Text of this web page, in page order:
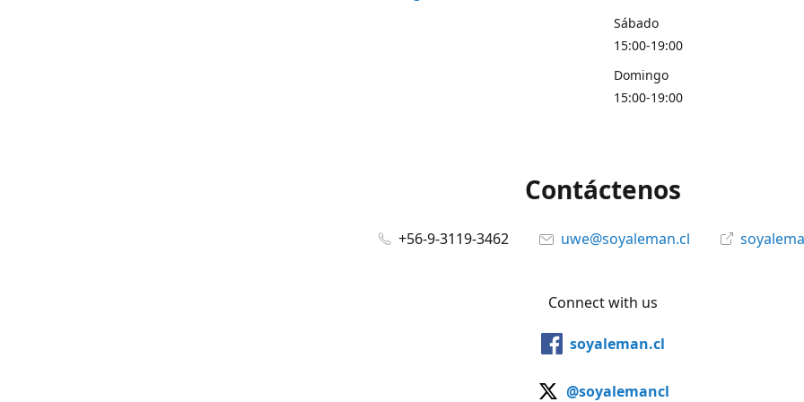
Sábado
15:00-19:00
Domingo
15:00-19:00
Contáctenos
+56-9-3119-3462 uwe@soyaleman.cl
Connect with us
soyaleman.cl
@soyalemancl